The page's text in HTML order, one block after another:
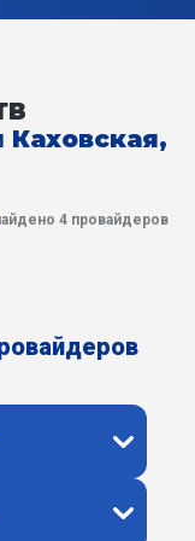
Каховская,
4 провайдеров